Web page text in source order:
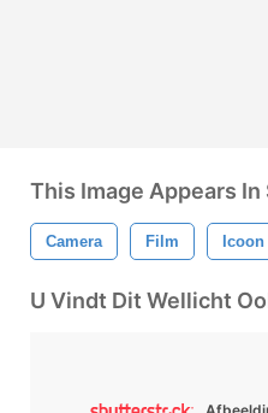
This Image Appears In
Camera Film Icoon
U Vindt Dit Wellicht